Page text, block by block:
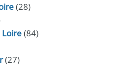
(28)
Loire(84)
(27)